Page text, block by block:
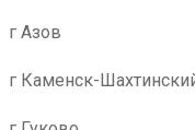
г Азов
г Каменск-